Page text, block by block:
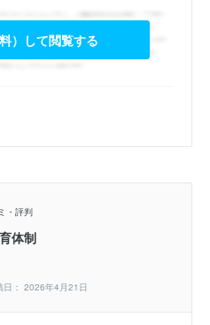
）して閲覧する
・評判
体制
日： 2026年4月21日